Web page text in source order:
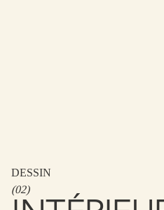
DESSIN
(02)